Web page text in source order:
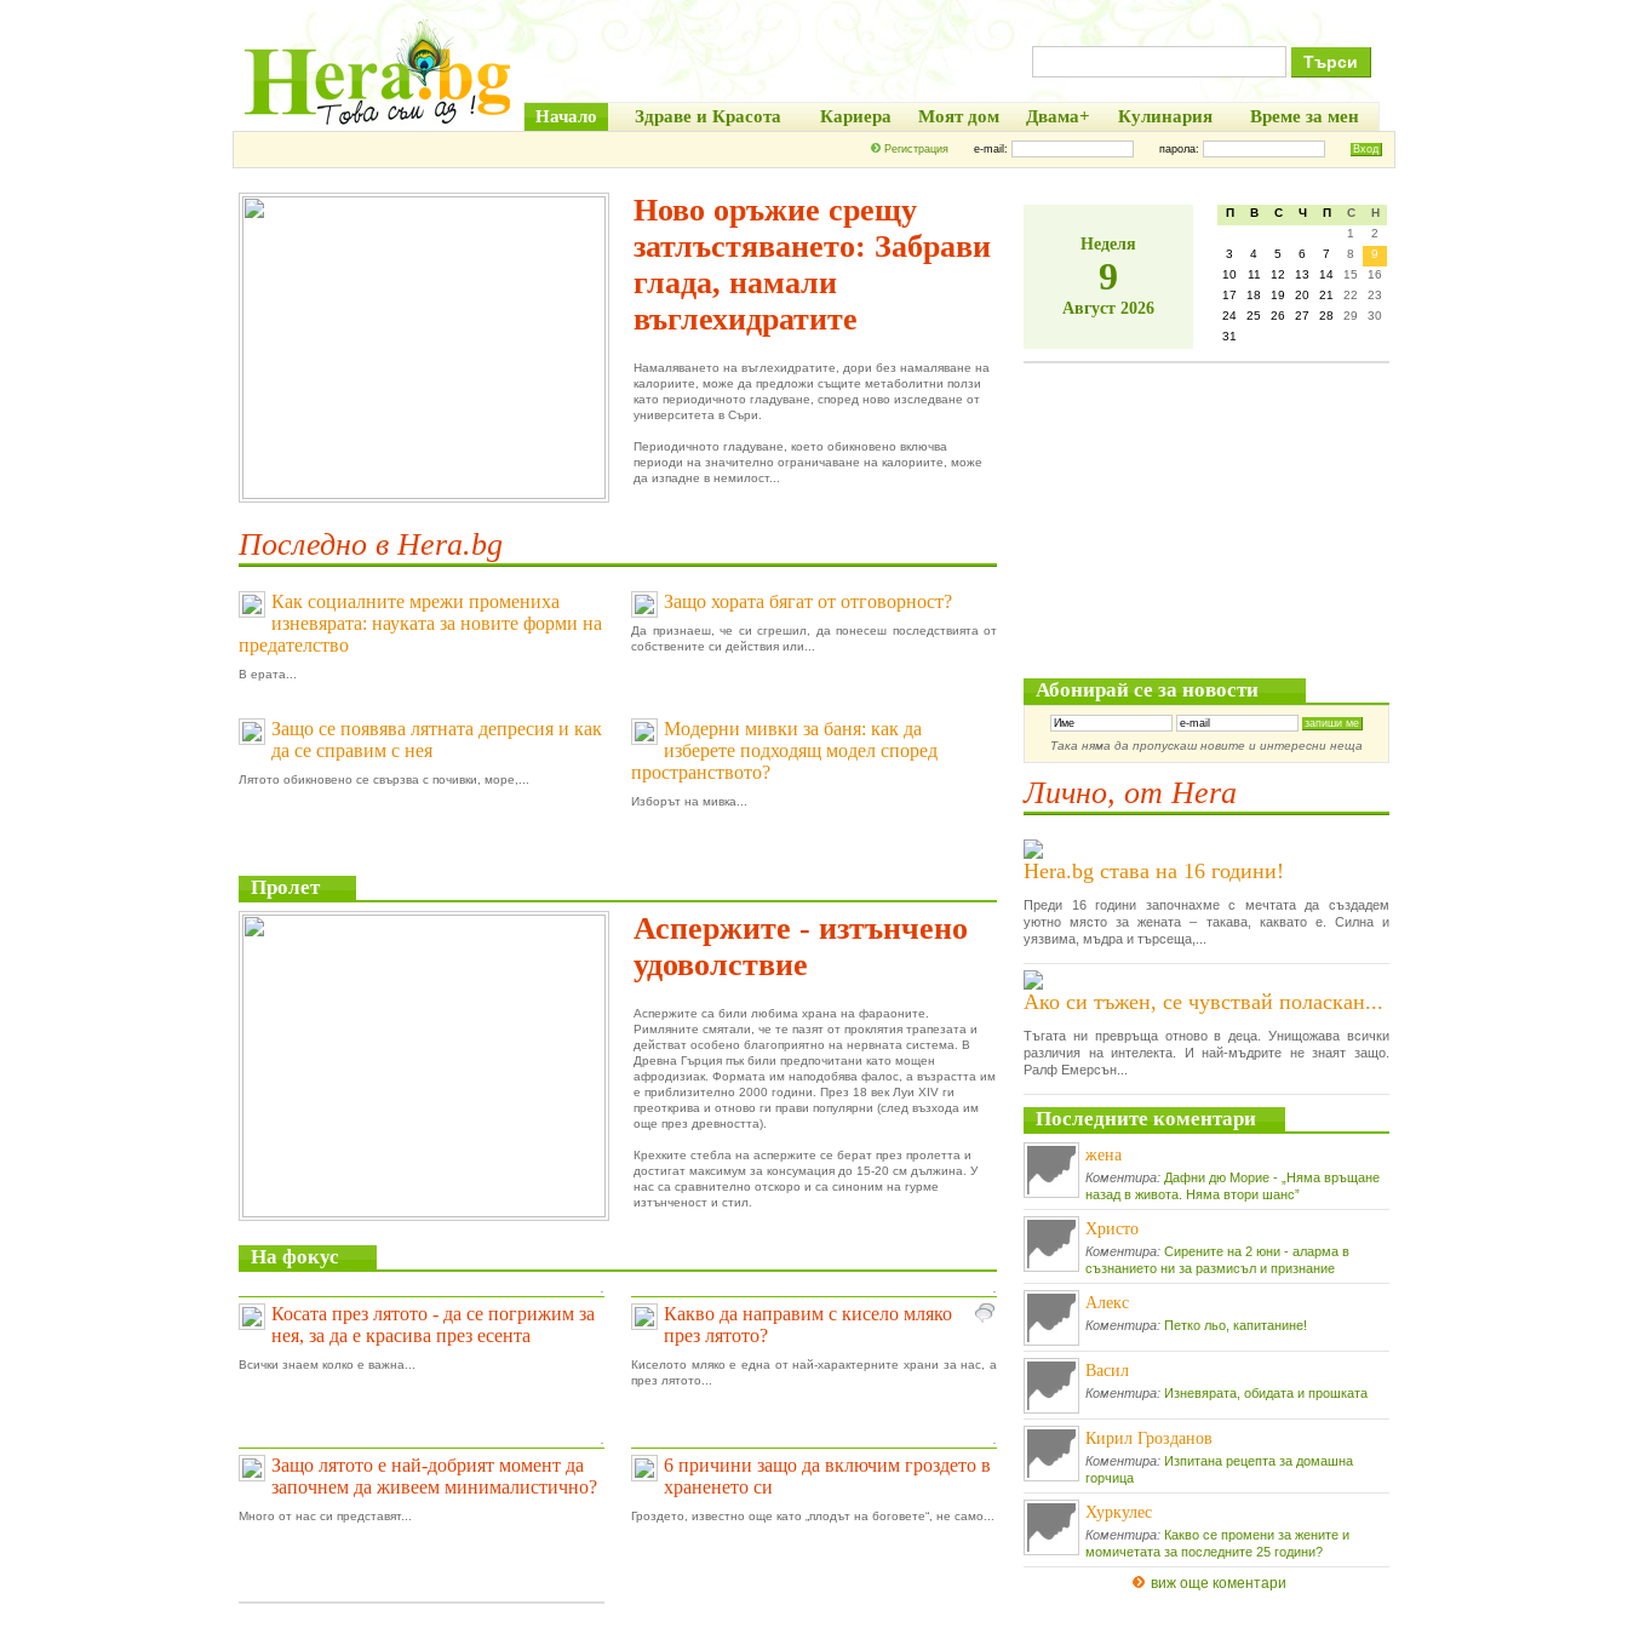
Начало Здраве и Красота Кариера Моят дом Двама+ Кулинария Време за мен
Регистрация e-mail: парола:
Ново оръжие срещу
затлъстяването: Забрави
глада, намали
въглехидратите
Намаляването на въглехидратите, дори без намаляване на
калориите, може да предложи същите метаболитни ползи
като периодичното гладуване, според ново изследване от
университета в Съри.
Периодичното гладуване, което обикновено включва
периоди на значително ограничаване на калориите, може
да изпадне в немилост...
Последно в Hera.bg
Как социалните мрежи промениха
изневярата: науката за новите форми на
предателство
В ерата...
Защо хората бягат от отговорност?
Да признаеш, че си сгрешил, да понесеш последствията от
собствените си действия или...
Защо се появява лятната депресия и как
да се справим с нея
Лятото обикновено се свързва с почивки, море,...
Модерни мивки за баня: как да
изберете подходящ модел според
пространството?
Изборът на мивка...
Пролет
Аспержите - изтънчено
удоволствие
Аспержите са били любима храна на фараоните.
Римляните смятали, че те пазят от проклятия трапезата и
действат особено благоприятно на нервната система. В
Древна Гърция пък били предпочитани като мощен
афродизиак. Формата им наподобява фалос, а възрастта им
е приблизително 2000 години. През 18 век Луи XIV ги
преоткрива и отново ги прави популярни (след възхода им
още през древността).
Крехките стебла на аспержите се берат през пролетта и
достигат максимум за консумация до 15-20 см дължина. У
нас са сравнително отскоро и са синоним на гурме
изтънченост и стил.
На фокус
Косата през лятото - да се погрижим за
нея, за да е красива през есента
Всички знаем колко е важна...
Какво да направим с кисело мляко
през лятото?
Киселото мляко е една от най-характерните храни за нас, а
през лятото...
Защо лятото е най-добрият момент да
започнем да живеем минималистично?
Много от нас си представят...
6 причини защо да включим гроздето в
храненето си
Гроздето, известно още като „плодът на боговете“, не само...
Неделя
9
Август 2026
П В С Ч П С
Н
1
2
3
4 5 6 7 8
9
10
11 12 13 14 15
16
17
18 19 20 21 22
23
24
25 26 27 28 29
30
31
Абонирай се за новости
Така няма да пропускаш новите и интересни неща
Лично, от Hera
Hera.bg става на 16 години!
Преди 16 години започнахме с мечтата да създадем
уютно място за жената – такава, каквато е. Силна и
уязвима, мъдра и търсеща,...
Ако си тъжен, се чувствай поласкан...
Тъгата ни превръща отново в деца. Унищожава всички
различия на интелекта. И най-мъдрите не знаят защо.
Ралф Емерсън...
Последните коментари
жена
Коментира: Дафни дю Морие - „Няма връщане
назад в живота. Няма втори шанс”
Христо
Коментира: Сирените на 2 юни - аларма в
съзнанието ни за размисъл и признание
Алекс
Коментира: Петко льо, капитанине!
Васил
Коментира: Изневярата, обидата и прошката
Кирил Грозданов
Коментира: Изпитана рецепта за домашна
горчица
Хуркулес
Коментира: Какво се промени за жените и
момичетата за последните 25 години?
виж още коментари